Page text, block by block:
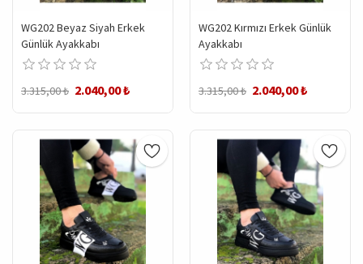
WG202 Beyaz Siyah Erkek
Günlük Ayakkabı
3.315,00 ₺ 2.040,00 ₺
WG202 Kırmızı Erkek Günlük
Ayakkabı
3.315,00 ₺ 2.040,00 ₺